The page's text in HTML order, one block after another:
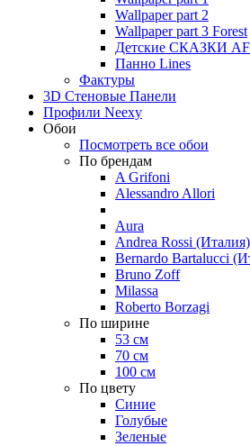
Wallpaper part 2
Wallpaper part 3 Forest
Детские СКАЗКИ
Панно Lines
Фактуры
3D Стеновые Панели
Профили Neexy
Обои
Посмотреть все обои
По брендам
A Grifoni
Alessandro Allori
Aura
Andrea Rossi (Италия)
Bernardo Bartalucci
Bruno Zoff
Milassa
Roberto Borzagi
По ширине
53 см
70 см
100 см
По цвету
Синие
Голубые
Зеленые